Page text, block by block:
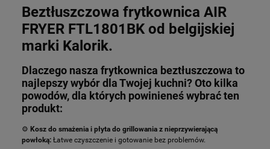
Beztłuszczowa frytkownica AIR
FRYER FTL1801BK od belgijskiej
marki Kalorik.
Dlaczego nasza frytkownica beztłuszczowa to
najlepszy wybór dla Twojej kuchni? Oto kilka
powodów, dla których powinieneś wybrać ten
produkt:
⚙️ Kosz do smażenia i płyta do grillowania z nieprzywierającą
powłoką: Łatwe czyszczenie i gotowanie bez problemów.